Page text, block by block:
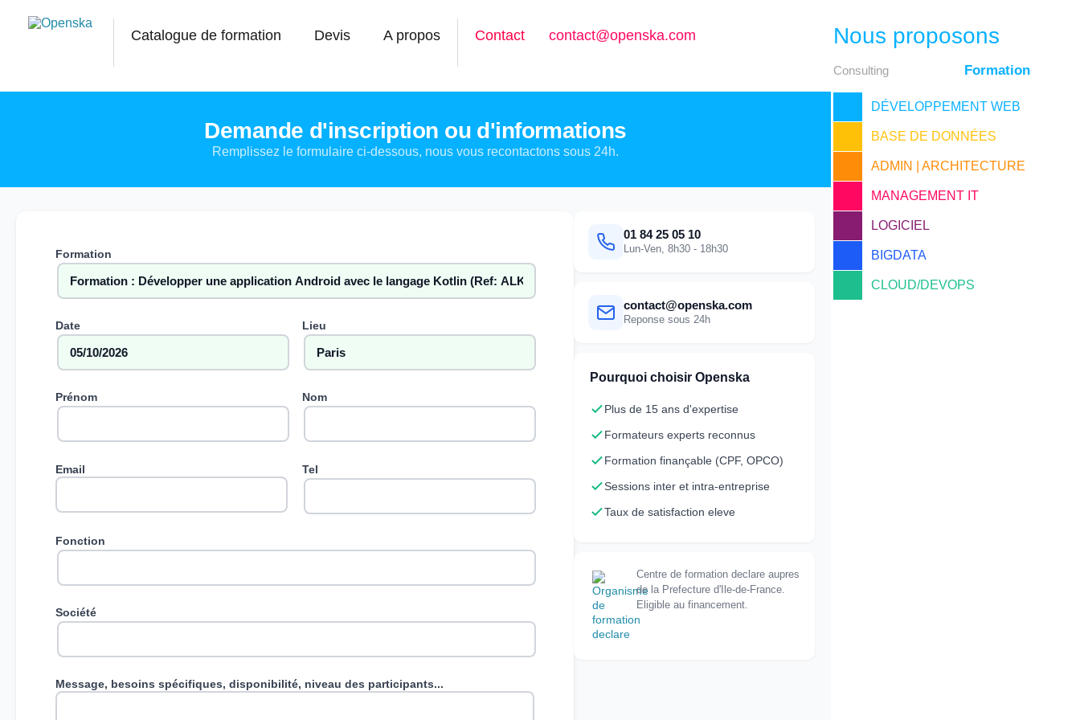
Catalogue de formation Devis A propos Contact contact@openska.com
Demande d'inscription ou d'informations
Remplissez le formulaire ci-dessous, nous vous recontactons sous 24h.
Formation
Date Lieu
Prénom Nom
Email Tel
Fonction
Société
Message, besoins spécifiques, disponibilité, niveau des participants...
01 84 25 05 10
Lun-Ven, 8h30 - 18h30
contact@openska.com
Reponse sous 24h
Pourquoi choisir Openska
Plus de 15 ans d'expertise
Formateurs experts reconnus
Formation finançable (CPF, OPCO)
Sessions inter et intra-entreprise
Taux de satisfaction eleve
Centre de formation declare aupres
de la Prefecture d'Ile-de-France.
Eligible au financement.
Nous proposons
Consulting Formation
DÉVELOPPEMENT WEB
BASE DE DONNÉES
ADMIN | ARCHITECTURE
MANAGEMENT IT
LOGICIEL
BIGDATA
CLOUD/DEVOPS